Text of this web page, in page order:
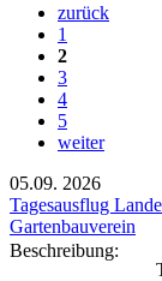
zurück
1
2
3
4
5
weiter
05.09. 2026
Tagesausflug
Gartenbauverein
Beschreibung: